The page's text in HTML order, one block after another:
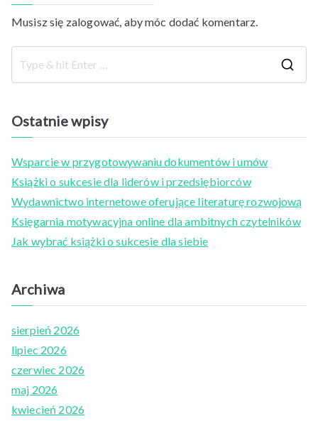
Musisz się zalogować , aby móc dodać komentarz.
Ostatnie wpisy
Wsparcie w przygotowywaniu dokumentów i umów
Książki o sukcesie dla liderów i przedsiębiorców
Wydawnictwo internetowe oferujące literaturę rozwojową
Księgarnia motywacyjna online dla ambitnych czytelników
Jak wybrać książki o sukcesie dla siebie
Archiwa
sierpień 2026
lipiec 2026
czerwiec 2026
maj 2026
kwiecień 2026